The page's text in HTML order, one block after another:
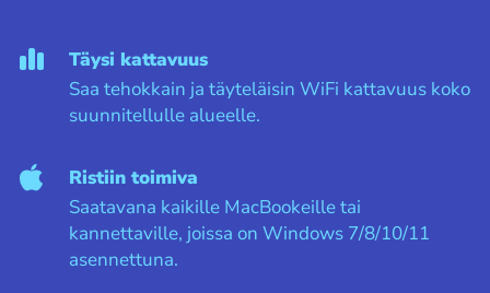
Täysi kattavuus
Saa tehokkain ja täyteläisin WiFi kattavuus koko
suunnitellulle alueelle.
Ristiin toimiva
Saatavana kaikille MacBookeille tai
kannettaville, joissa on Windows 7/8/10/11
asennettuna.